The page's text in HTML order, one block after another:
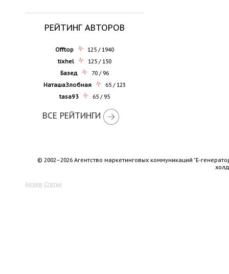
РЕЙТИНГ АВТОРОВ
Offtop
125 / 1940
tixhel
125 / 150
Базед
70 / 96
НаташаЗлобная
65 / 123
tasa93
65 / 95
ВСЕ РЕЙТИНГИ
© 2002–2026 Агентство маркетинговых коммуникаций "Е-
Архив Статьи